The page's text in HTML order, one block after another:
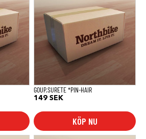
GOUP.SURETE *PIN-HAIR
149 SEK
KÖP NU